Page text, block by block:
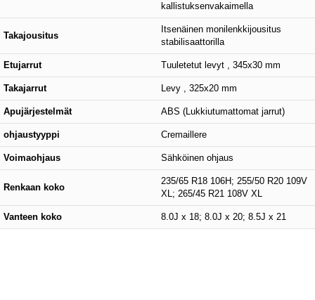
kallistuksenvakaimella
Takajousitus
Itsenäinen monilenkkijousitus
stabilisaattorilla
Etujarrut Tuuletetut levyt , 345x30 mm
Takajarrut Levy , 325x20 mm
Apujärjestelmät ABS (Lukkiutumattomat jarrut)
ohjaustyyppi Cremaillere
Voimaohjaus Sähköinen ohjaus
Renkaan koko
235/65 R18 106H; 255/50 R20 109V
XL; 265/45 R21 108V XL
Vanteen koko 8.0J x 18; 8.0J x 20; 8.5J x 21